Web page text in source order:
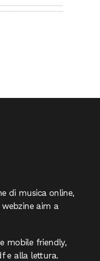
di musica online,
aim a
mobile friendly,
e alla lettura.